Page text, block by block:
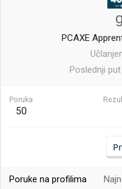
PCAXE
Poslednji
Poruka
50
Poruke na profilima